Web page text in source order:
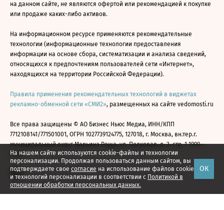
На нашем сайте используются cookie-файлы и технологии
персонализации. Продолжая пользоваться данным сайтом, вы
подтверждаете свое согласие на использование файлов cookie
и технологий персонализации в соответствии с Политикой в
отношении обработки персональных данных.
ОК
на данном сайте, не являются офертой или рекомендацией к покупке
или продаже каких-либо активов.
На информационном ресурсе применяются рекомендательные
технологии (информационные технологии предоставления
информации на основе сбора, систематизации и анализа сведений,
относящихся к предпочтениям пользователей сети «Интернет»,
находящихся на территории Российской Федерации).
Правила применения рекомендательных технологий в виджетах
рекламно-обменной сети «СМИ2», размещенных на сайте vedomosti.ru
Все права защищены © АО Бизнес Ньюс Медиа, ИНН/КПП
7712108141/771501001, ОГРН 1027739124775, 127018, г. Москва, вн.тер.г.
муниципальный округ Марьина Роща, ул. Полковая, д. 3, стр. 1 1999—
2026